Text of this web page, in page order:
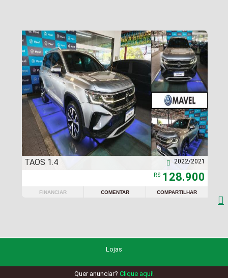
TAOS 1.4 2022/2021

R$ 128.900
FINANCIAR COMENTAR COMPARTILHAR

Lojas
Quer anunciar? Clique aqui!